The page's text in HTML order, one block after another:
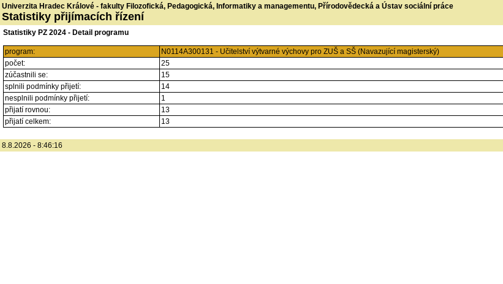
Univerzita Hradec Králové - fakulty Filozofická, Pedagogická, Informatiky a managementu, Přírodovědecká a Ústav sociální práce
Statistiky přijímacích řízení
Statistiky PZ 2024 - Detail programu
program:
N0114A300131 - Učitelství výtvarné výchovy pro ZUŠ a SŠ (Navazující magisterský)
počet:
25
zúčastnili se:
15
splnili podmínky přijetí:
14
nesplnili podmínky přijetí:
1
přijatí rovnou:
13
přijatí celkem:
13
8.8.2026 - 8:46:16